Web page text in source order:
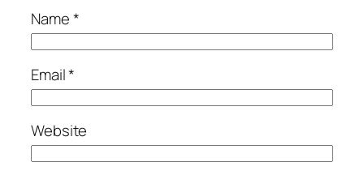
Name*
Email*
Website